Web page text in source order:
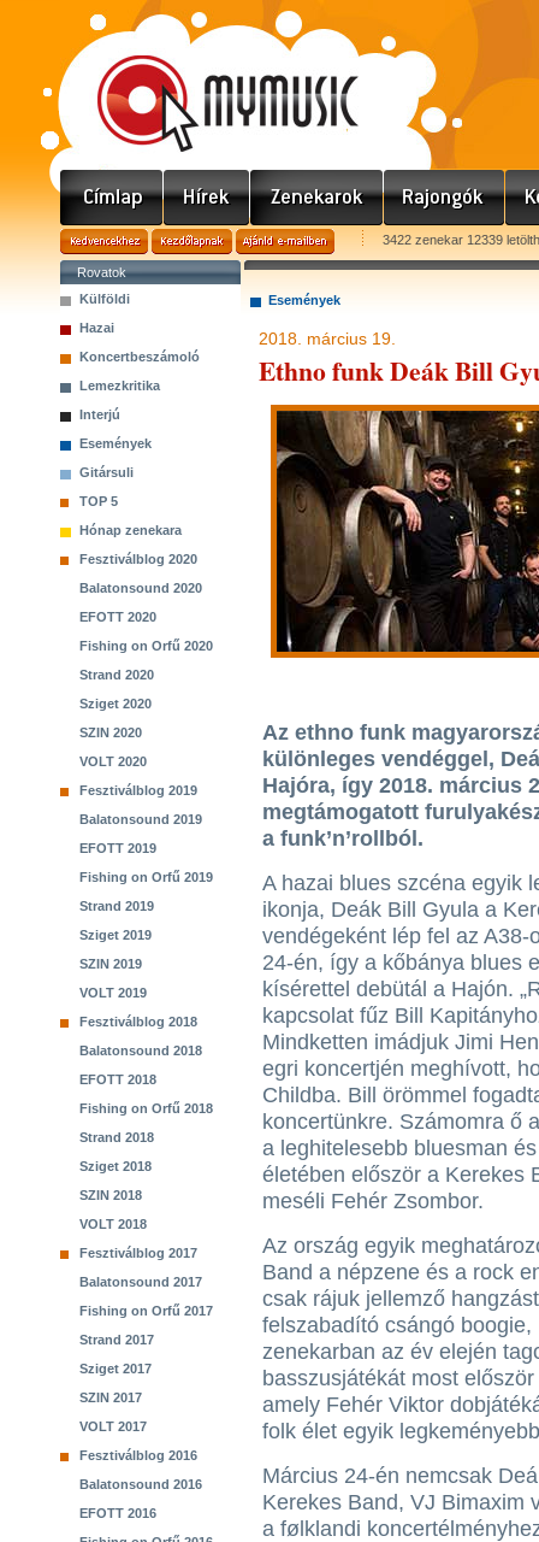
3422 zenekar 12339
Rovatok
Külföldi
Hazai
Koncertbeszámoló
Lemezkritika
Interjú
Események
Gitársuli
TOP 5
Hónap zenekara
Fesztiválblog 2020
Balatonsound 2020
EFOTT 2020
Fishing on Orfű 2020
Strand 2020
Sziget 2020
SZIN 2020
VOLT 2020
Fesztiválblog 2019
Balatonsound 2019
EFOTT 2019
Fishing on Orfű 2019
Strand 2019
Sziget 2019
SZIN 2019
VOLT 2019
Fesztiválblog 2018
Balatonsound 2018
EFOTT 2018
Fishing on Orfű 2018
Strand 2018
Sziget 2018
SZIN 2018
VOLT 2018
Fesztiválblog 2017
Balatonsound 2017
Fishing on Orfű 2017
Strand 2017
Sziget 2017
SZIN 2017
VOLT 2017
Fesztiválblog 2016
Balatonsound 2016
EFOTT 2016
Események
2018. március 19.
Ethno funk Deák Bill
Az ethno funk
különleges vendéggel,
Hajóra, így 2018. március
megtámogatott
a funk’n’rollból.
A hazai blues szcéna egyik
ikonja, Deák Bill Gyula a
vendégeként lép fel az A38-
24-én, így a kőbánya blues
kísérettel debütál a Hajón.
kapcsolat fűz Bill
Mindketten imádjuk Jimi
egri koncertjén meghívott,
Childba. Bill örömmel
koncertünkre. Számomra ő
a leghitelesebb bluesman
életében először a Kerekes
meséli Fehér Zsombor.
Az ország egyik
Band a népzene és a rock
csak rájuk jellemző
felszabadító csángó
zenekarban az év elején
basszusjátékát most
amely Fehér Viktor
folk élet egyik
Március 24-én nemcsak
Kerekes Band, VJ Bimaxim
a følklandi